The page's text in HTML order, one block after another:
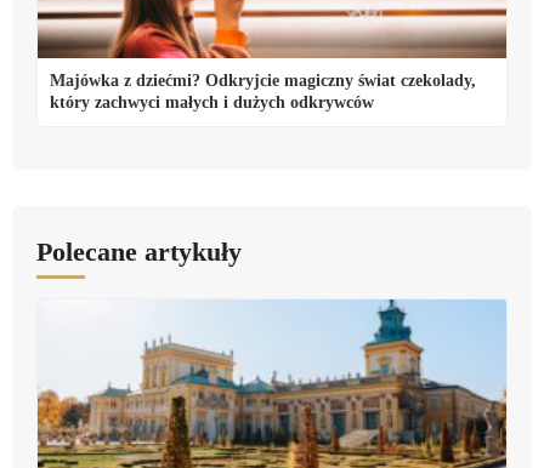
Majówka z dziećmi? Odkryjcie magiczny świat czekolady,
który zachwyci małych i dużych odkrywców
Polecane artykuły